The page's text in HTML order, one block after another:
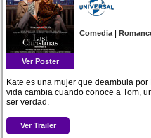
Ver Poster
Comedia|
Kate es una mujer que deambula
vida cambia cuando conoce a Tom,
ser verdad.
Ver Trailer